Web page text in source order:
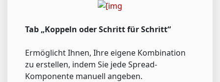
Tab „Koppeln oder Schritt für Schritt“
Ermöglicht Ihnen, Ihre eigene Kombination
zu erstellen, indem Sie jede Spread-
Komponente manuell angeben.